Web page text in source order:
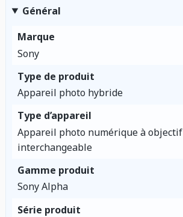
Général
Marque
Sony
Type de produit
Appareil photo hybride
Type d’appareil
Appareil photo numérique à objectif
interchangeable
Gamme produit
Sony Alpha
Série produit